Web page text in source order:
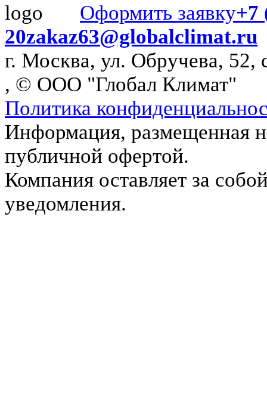
Оформить заявку+7
20zakaz63@globalclimat.ru
г. Москва, ул. Обручева, 52,
, © ООО "Глобал Климат"
Политика
Информация, размещенная
публичной офертой.
Компания оставляет за
уведомления.